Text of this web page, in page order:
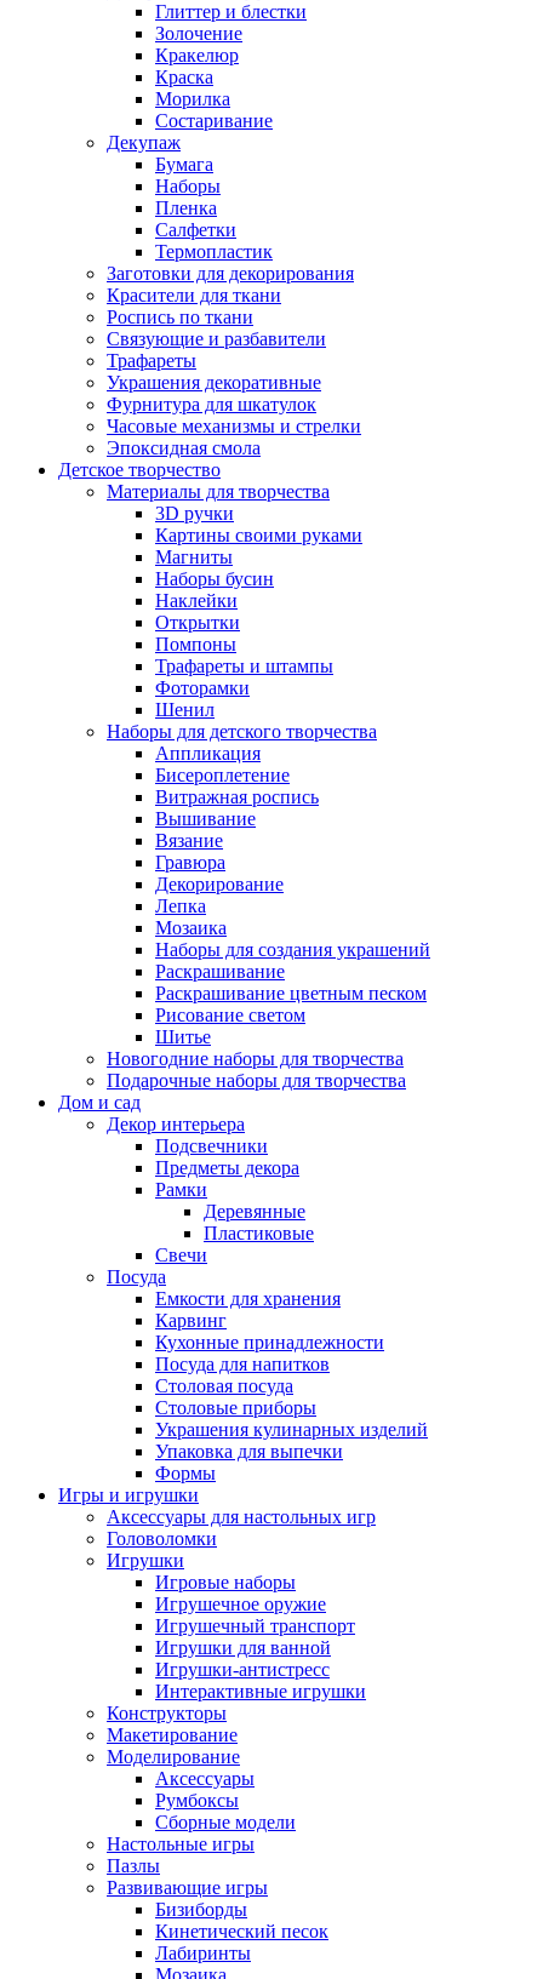
Глиттер и блестки
Золочение
Кракелюр
Краска
Морилка
Состаривание
Декупаж
Бумага
Наборы
Пленка
Салфетки
Термопластик
Заготовки для декорирования
Красители для ткани
Роспись по ткани
Связующие и разбавители
Трафареты
Украшения декоративные
Фурнитура для шкатулок
Часовые механизмы и стрелки
Эпоксидная смола
Детское творчество
Материалы для творчества
3D ручки
Картины своими руками
Магниты
Наборы бусин
Наклейки
Открытки
Помпоны
Трафареты и штампы
Фоторамки
Шенил
Наборы для детского творчества
Аппликация
Бисероплетение
Витражная роспись
Вышивание
Вязание
Гравюра
Декорирование
Лепка
Мозаика
Наборы для создания украшений
Раскрашивание
Раскрашивание цветным песком
Рисование светом
Шитье
Новогодние наборы для творчества
Подарочные наборы для творчества
Дом и сад
Декор интерьера
Подсвечники
Предметы декора
Рамки
Деревянные
Пластиковые
Свечи
Посуда
Емкости для хранения
Карвинг
Кухонные принадлежности
Посуда для напитков
Столовая посуда
Столовые приборы
Украшения кулинарных изделий
Упаковка для выпечки
Формы
Игры и игрушки
Аксессуары для настольных игр
Головоломки
Игрушки
Игровые наборы
Игрушечное оружие
Игрушечный транспорт
Игрушки для ванной
Игрушки-антистресс
Интерактивные игрушки
Конструкторы
Макетирование
Моделирование
Аксессуары
Румбоксы
Сборные модели
Настольные игры
Пазлы
Развивающие игры
Бизиборды
Кинетический песок
Лабиринты
Мозаика